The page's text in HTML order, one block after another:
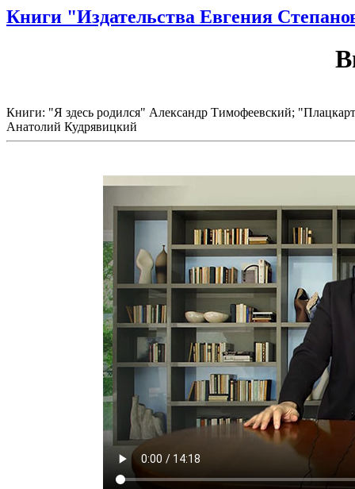
Книги "Издательства Евгения
Книги: "Я здесь родился" Александр Тимофеевский;
Анатолий Кудрявицкий